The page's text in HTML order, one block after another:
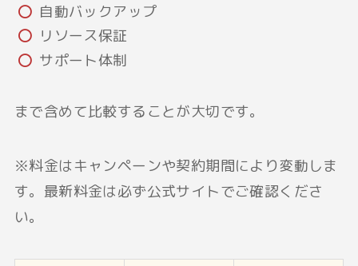
自動バックアップ
リソース保証
サポート体制
まで含めて比較することが大切です。
※料金はキャンペーンや契約期間により変動しま
す。最新料金は必ず公式サイトでご確認くださ
い。